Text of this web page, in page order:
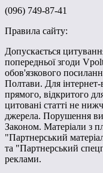
(096) 749-87-41
Правила сайту:
Допускається
попередньої згоди
обов'язкового
Полтави. Для
прямого, відкритого
цитовані статті не
джерела. Порушення
Законом. Матеріали з
"Партнерський
та "Партнерський
реклами.